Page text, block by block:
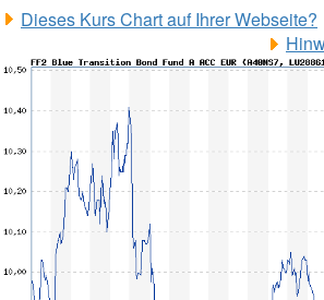
Dieses Kurs Chart auf Ihrer Webseite?